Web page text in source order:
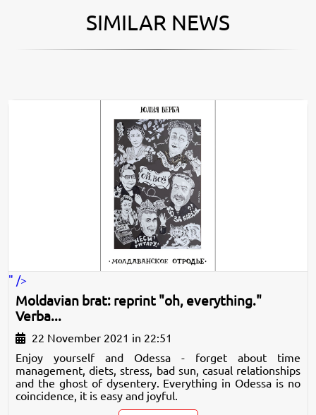
SIMILAR NEWS
" />
Moldavian brat: reprint "oh, everything."
Verba...
22 November 2021 in 22:51
Enjoy yourself and Odessa - forget about time
management, diets, stress, bad sun, casual relationships
and the ghost of dysentery. Everything in Odessa is no
coincidence, it is easy and joyful.